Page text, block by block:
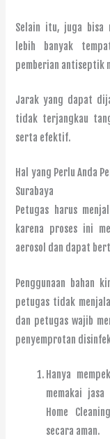
Selain itu, juga bisa
lebih banyak
pemberian antiseptik
Jarak yang dapat
tidak terjangkau
serta efektif.
Hal yang Perlu Anda
Surabaya
Petugas harus
karena proses ini
aerosol dan dapat
Penggunaan bahan
petugas tidak
dan petugas wajib
penyemprotan
Hanya
memakai
Home
secara aman.